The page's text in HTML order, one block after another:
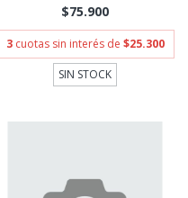
$75.900
3 cuotas sin interés de $25.300
SIN STOCK